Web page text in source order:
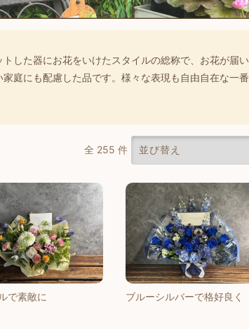
した器にお花をいけたスタイルの総称で、 お花が届い
庭にも配慮した品です。様々な表現も自由自在な一番
全 255 件
で素敵に ブルーシルバーで格好良く